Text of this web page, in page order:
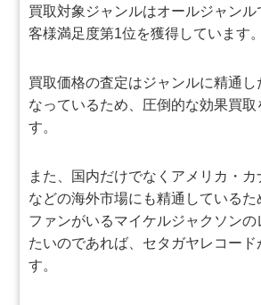
買取対象ジャンルはオールジャン
客様満足度第1位を獲得しています。
買取価格の査定はジャンルに精通し
なっているため、圧倒的な効果買取
す。
また、国内だけでなくアメリカ・カ
などの海外市場にも精通しているた
ファンがいるマイケルジャクソンの
たいのであれば、セタガヤレコー
す。